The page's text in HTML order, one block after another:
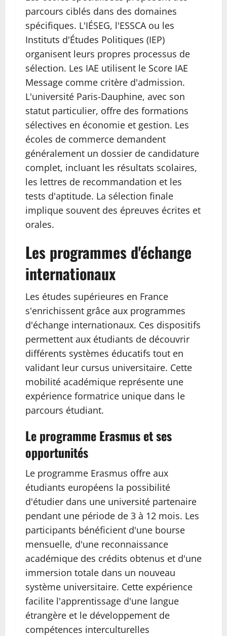
parcours ciblés dans des domaines
spécifiques. L'IÉSEG, l'ESSCA ou les
Instituts d'Études Politiques (IEP)
organisent leurs propres processus de
sélection. Les IAE utilisent le Score IAE
Message comme critère d'admission.
L'université Paris-Dauphine, avec son
statut particulier, offre des formations
sélectives en économie et gestion. Les
écoles de commerce demandent
généralement un dossier de candidature
complet, incluant les résultats scolaires,
les lettres de recommandation et les
tests d'aptitude. La sélection finale
implique souvent des épreuves écrites et
orales.
Les programmes d'échange
internationaux
Les études supérieures en France
s'enrichissent grâce aux programmes
d'échange internationaux. Ces dispositifs
permettent aux étudiants de découvrir
différents systèmes éducatifs tout en
validant leur cursus universitaire. Cette
mobilité académique représente une
expérience formatrice unique dans le
parcours étudiant.
Le programme Erasmus et ses
opportunités
Le programme Erasmus offre aux
étudiants européens la possibilité
d'étudier dans une université partenaire
pendant une période de 3 à 12 mois. Les
participants bénéficient d'une bourse
mensuelle, d'une reconnaissance
académique des crédits obtenus et d'une
immersion totale dans un nouveau
système universitaire. Cette expérience
facilite l'apprentissage d'une langue
étrangère et le développement de
compétences interculturelles